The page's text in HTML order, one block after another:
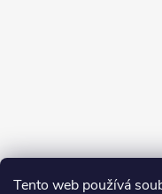
Tento web používá